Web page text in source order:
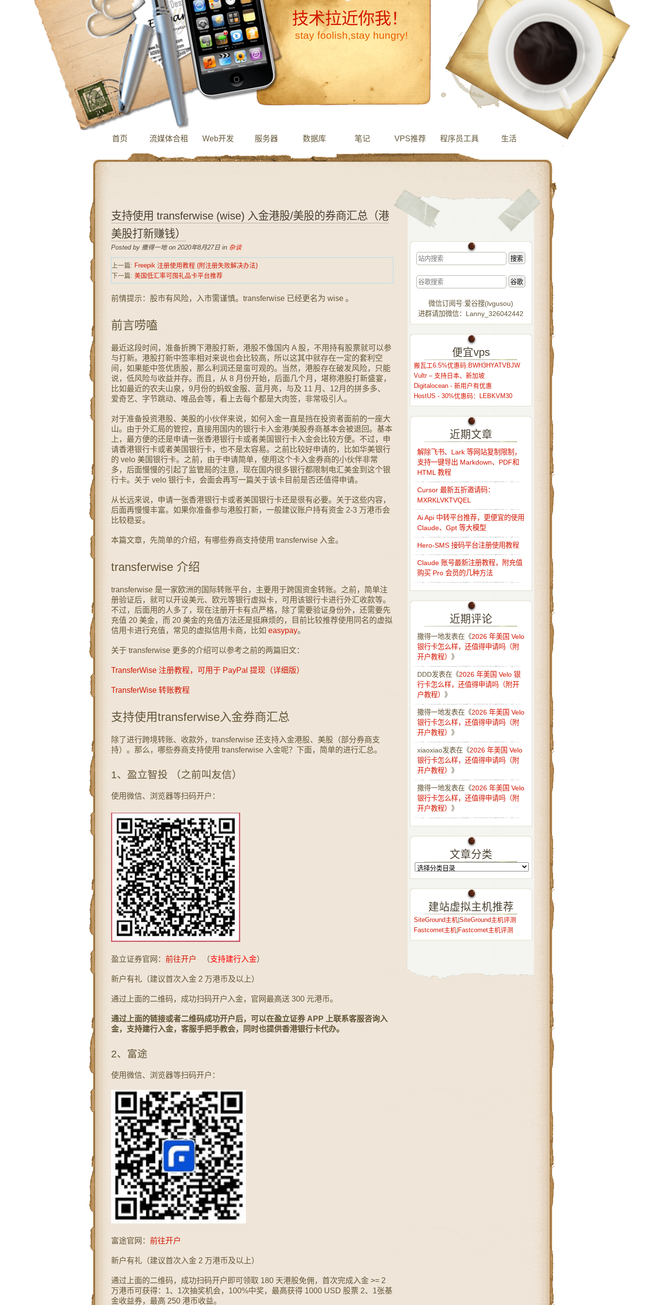
技术拉近你我！
stay foolish,stay hungry!
首页 流媒体合租 Web开发 服务器 数据库 笔记 VPS推荐 程序员工具 生活
支持使用 transferwise (wise) 入金港股/美股的券商汇总（港
美股打新赚钱）
Posted by 撒得一地 on 2020年8月27日 in 杂谈
上一篇: Freepik 注册使用教程 (附注册失败解决办法)
下一篇: 美国低汇率可囤礼品卡平台推荐
前情提示：股市有风险，入市需谨慎。transferwise 已经更名为 wise 。
前言唠嗑
最近这段时间，准备折腾下港股打新，港股不像国内 A 股，不用持有股票就可以参
与打新。港股打新中签率相对来说也会比较高，所以这其中就存在一定的套利空
间，如果能中签优质股，那么利润还是蛮可观的。当然，港股存在破发风险，只能
说，低风险与收益并存。而且，从 8 月份开始，后面几个月，堪称港股打新盛宴，
比如最近的农夫山泉，9月份的蚂蚁金服、蓝月亮，与及 11 月、12月的拼多多、
爱奇艺、字节跳动、唯品会等，看上去每个都是大肉签，非常吸引人。
对于准备投资港股、美股的小伙伴来说，如何入金一直是挡在投资者面前的一座大
山。由于外汇局的管控，直接用国内的银行卡入金港/美股券商基本会被退回。基本
上，最方便的还是申请一张香港银行卡或者美国银行卡入金会比较方便。不过，申
请香港银行卡或者美国银行卡，也不是太容易。之前比较好申请的，比如华美银行
的 velo 美国银行卡。之前，由于申请简单，使用这个卡入金券商的小伙伴非常
多，后面慢慢的引起了监管局的注意，现在国内很多银行都限制电汇美金到这个银
行卡。关于 velo 银行卡，会面会再写一篇关于该卡目前是否还值得申请。
从长远来说，申请一张香港银行卡或者美国银行卡还是很有必要。关于这些内容，
后面再慢慢丰富。如果你准备参与港股打新，一般建议账户持有资金 2-3 万港币会
比较稳妥。
本篇文章，先简单的介绍，有哪些券商支持使用 transferwise 入金。
transferwise 介绍
transferwise 是一家欧洲的国际转账平台，主要用于跨国资金转账。之前，简单注
册验证后，就可以开设美元、欧元等银行虚拟卡，可用该银行卡进行外汇收款等。
不过，后面用的人多了，现在注册开卡有点严格，除了需要验证身份外，还需要先
充值 20 美金，而 20 美金的充值方法还是挺麻烦的，目前比较推荐使用同名的虚拟
信用卡进行充值，常见的虚拟信用卡商，比如 easypay。
关于 transferwise 更多的介绍可以参考之前的两篇旧文：
TransferWise 注册教程，可用于 PayPal 提现（详细版）
TransferWise 转账教程
支持使用transferwise入金券商汇总
除了进行跨境转账、收款外，transferwise 还支持入金港股、美股（部分券商支
持）。那么，哪些券商支持使用 transferwise 入金呢？下面，简单的进行汇总。
1、盈立智投 （之前叫友信）
使用微信、浏览器等扫码开户：
盈立证券官网： 前往开户 （支持建行入金）
新户有礼（建议首次入金 2 万港币及以上）
通过上面的二维码，成功扫码开户入金，官网最高送 300 元港币。
通过上面的链接或者二维码成功开户后，可以在盈立证券 APP 上联系客服咨询入
金，支持建行入金，客服手把手教会，同时也提供香港银行卡代办。
2、富途
使用微信、浏览器等扫码开户：
富途官网： 前往开户
新户有礼（建议首次入金 2 万港币及以上）
通过上面的二维码，成功扫码开户即可领取 180 天港股免佣，首次完成入金 >= 2
万港币可获得：1、1次抽奖机会，100%中奖，最高获得 1000 USD 股票 2、1张基
金收益券，最高 250 港币收益。
微信订阅号:爱谷搜(lvgusou)
进群请加微信：Lanny_326042442
便宜vps
搬瓦工6.5%优惠码:BWH3HYATVBJW
Vultr – 支持日本、新加坡
Digitalocean - 新用户有优惠
HostUS - 30%优惠码：LEBKVM30
近期文章
解除飞书、Lark 等网站复制限制，
支持一键导出 Markdown、PDF和
HTML 教程
Cursor 最新五折邀请码：
MXRKLVKTVQEL
Ai Api 中转平台推荐，更便宜的使用
Claude、Gpt 等大模型
Hero-SMS 接码平台注册使用教程
Claude 账号最新注册教程，附充值
购买 Pro 会员的几种方法
近期评论
撒得一地发表在《2026 年美国 Velo
银行卡怎么样，还值得申请吗（附
开户教程） 》
DDD发表在《2026 年美国 Velo 银
行卡怎么样，还值得申请吗（附开
户教程） 》
撒得一地发表在《2026 年美国 Velo
银行卡怎么样，还值得申请吗（附
开户教程） 》
xiaoxiao发表在《2026 年美国 Velo
银行卡怎么样，还值得申请吗（附
开户教程） 》
撒得一地发表在《2026 年美国 Velo
银行卡怎么样，还值得申请吗（附
开户教程） 》
文章分类
建站虚拟主机推荐
SiteGround主机| SiteGround主机评测
Fastcomet主机| Fastcomet主机评测